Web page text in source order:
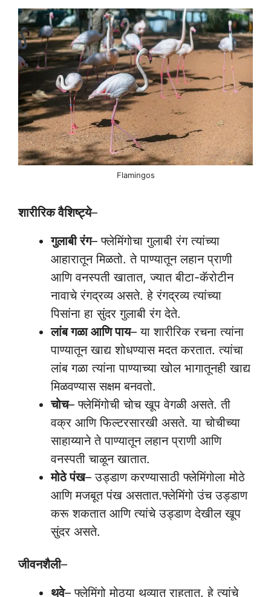
Flamingos
शारीरिक वैशिष्ट्ये–
गुलाबी रंग– फ्लेमिंगोचा गुलाबी रंग त्यांच्या
आहारातून मिळतो. ते पाण्यातून लहान प्राणी
आणि वनस्पती खातात, ज्यात बीटा-कॅरोटीन
नावाचे रंगद्रव्य असते. हे रंगद्रव्य त्यांच्या
पिसांना हा सुंदर गुलाबी रंग देते.
लांब गळा आणि पाय– या शारीरिक रचना त्यांना
पाण्यातून खाद्य शोधण्यास मदत करतात. त्यांचा
लांब गळा त्यांना पाण्याच्या खोल भागातूनही खाद्य
मिळवण्यास सक्षम बनवतो.
चोच– फ्लेमिंगोची चोच खूप वेगळी असते. ती
वक्र आणि फिल्टरसारखी असते. या चोचीच्या
साहाय्याने ते पाण्यातून लहान प्राणी आणि
वनस्पती चाळून खातात.
मोठे पंख– उड्डाण करण्यासाठी फ्लेमिंगोला मोठे
आणि मजबूत पंख असतात.फ्लेमिंगो उंच उड्डाण
करू शकतात आणि त्यांचे उड्डाण देखील खूप
सुंदर असते.
जीवनशैली–
थवे– फ्लेमिंगो मोठ्या थव्यात राहतात. हे त्यांचे